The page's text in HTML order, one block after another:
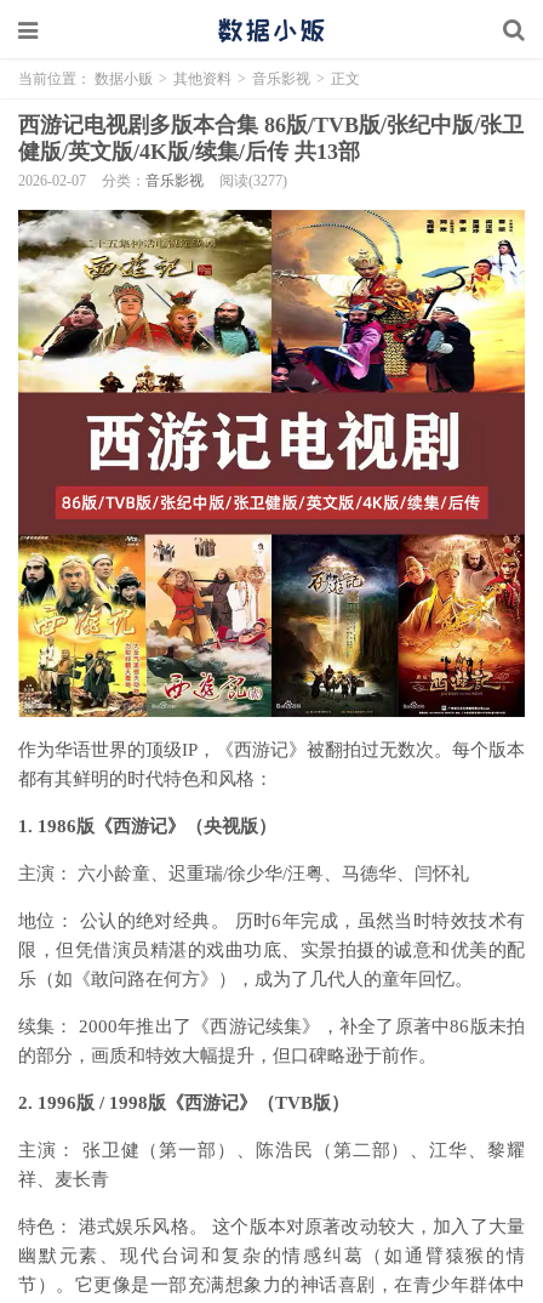
当前位置： 数据小贩 > 其他资料 > 音乐影视 > 正文
西游记电视剧多版本合集 86版/TVB版/张纪中版/张卫
健版/英文版/4K版/续集/后传 共13部
2026-02-07 分类： 音乐影视 阅读(3277)
作为华语世界的顶级IP，《西游记》被翻拍过无数次。每个版本
都有其鲜明的时代特色和风格：
1. 1986版《西游记》（央视版）
主演： 六小龄童、迟重瑞/徐少华/汪粤、马德华、闫怀礼
地位： 公认的绝对经典。 历时6年完成，虽然当时特效技术有
限，但凭借演员精湛的戏曲功底、实景拍摄的诚意和优美的配
乐（如《敢问路在何方》），成为了几代人的童年回忆。
续集： 2000年推出了《西游记续集》，补全了原著中86版未拍
的部分，画质和特效大幅提升，但口碑略逊于前作。
2. 1996版 / 1998版《西游记》（TVB版）
主演： 张卫健（第一部）、陈浩民（第二部）、江华、黎耀
祥、麦长青
特色： 港式娱乐风格。 这个版本对原著改动较大，加入了大量
幽默元素、现代台词和复杂的情感纠葛（如通臂猿猴的情
节）。它更像是一部充满想象力的神话喜剧，在青少年群体中